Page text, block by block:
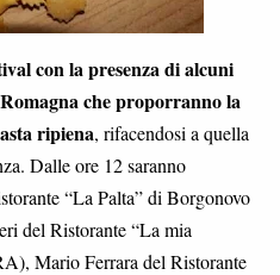
con la presenza di alcuni
che proporranno la
ripiena, rifacendosi a quella
Dalle ore 12 saranno
“La Palta” di Borgonovo
del Ristorante “La mia
Mario Ferrara del Ristorante